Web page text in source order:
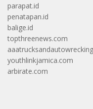
parapat.id
penatapan.id
balige.id
topthreenews.com
youthlinkjamica.com
arbirate.com